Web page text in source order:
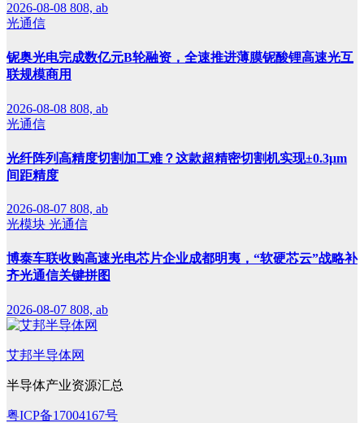
2026-08-08 808, ab
光通信
铌奥光电完成数亿元B轮融资，全速推进薄膜铌酸锂高速光互
联规模商用
2026-08-08 808, ab
光通信
光纤阵列高精度切割加工难？这款超精密切割机实现±0.3μm
间距精度
2026-08-07 808, ab
光模块 光通信
博泰车联收购高速光电芯片企业成都明夷，“软硬芯云”战略补
齐光通信关键拼图
2026-08-07 808, ab
艾邦半导体网
半导体产业资源汇总
粤ICP备17004167号